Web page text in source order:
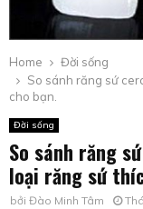
Home
Đời sống
So sánh răng sứ
cho bạn.
Đời sống
So sánh răng
loại răng sứ
bởi Đào Minh Tâm